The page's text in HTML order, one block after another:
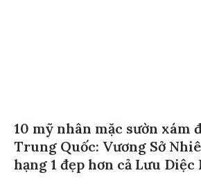
10 mỹ nhân mặc sườn xám
Trung Quốc: Vương Sở
hạng 1 đẹp hơn cả Lưu Diệc